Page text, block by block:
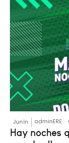
Junín adminERE -
Hay noches